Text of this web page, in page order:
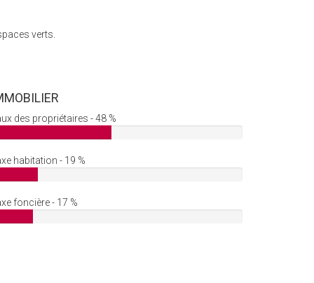
verts.
des propriétaires - 48 %
habitation - 19 %
foncière - 17 %